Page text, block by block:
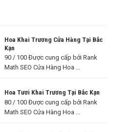
Hoa Khai Trương Cửa Hàng Tại Bắc
Kạn
90 / 100 Được cung cấp bởi Rank
Math SEO Cửa Hàng Hoa ...
Hoa Tươi Khai Trương Tại Bắc Kạn
80 / 100 Được cung cấp bởi Rank
Math SEO Cửa Hàng Hoa ...